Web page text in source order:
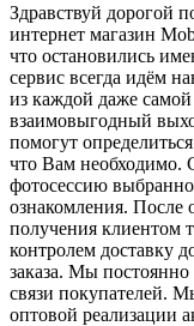
Здравствуй дорогой
интернет магазин
что остановились
сервис всегда идём
из каждой даже
взаимовыгодный
помогут
что Вам необходимо.
фотосессию
ознакомления. После
получения клиентом
контролем доставку
заказа. Мы постоянно
связи покупателей.
оптовой реализации